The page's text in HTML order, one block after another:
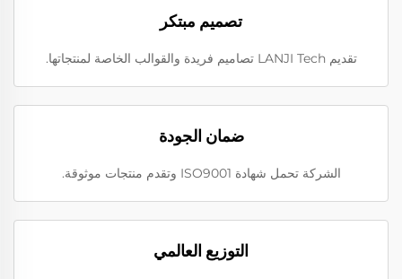
تصميم مبتكر
تقديم LANJI Tech تصاميم فريدة والقوالب الخاصة لمنتجاتها.
ضمان الجودة
الشركة تحمل شهادة ISO9001 وتقدم منتجات موثوقة.
التوزيع العالمي